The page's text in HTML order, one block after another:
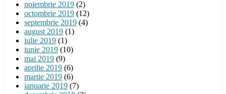
noiembrie 2019 (2)
octombrie 2019 (12)
septembrie 2019 (4)
august 2019 (1)
iulie 2019 (1)
iunie 2019 (10)
mai 2019 (9)
aprilie 2019 (6)
martie 2019 (6)
ianuarie 2019 (7)